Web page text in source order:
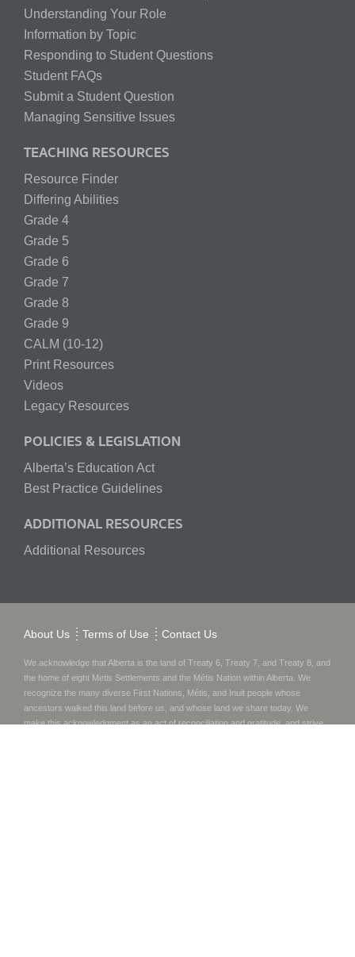
Understanding Your Role
Information by Topic
Responding to Student Questions
Student FAQs
Submit a Student Question
Managing Sensitive Issues
TEACHING RESOURCES
Resource Finder
Differing Abilities
Grade 4
Grade 5
Grade 6
Grade 7
Grade 8
Grade 9
CALM (10-12)
Print Resources
Videos
Legacy Resources
POLICIES & LEGISLATION
Alberta’s Education Act
Best Practice Guidelines
ADDITIONAL RESOURCES
Additional Resources
About Us Terms of Use Contact Us
We acknowledge that Alberta is the land of Treaty 6, Treaty 7, and Treaty 8, and
the home of eight Metis Settlements and the Métis Nation within Alberta. We
recognize the many diverse First Nations, Métis, and Inuit people whose
ancestors walked this land before us, and whose land we share today. We
make this acknowledgment as an act of reconciliation and gratitude, and strive